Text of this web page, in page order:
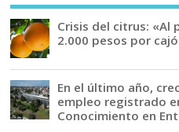
Crisis del citrus: «Al
2.000 pesos por
En el último año,
empleo registrado
Conocimiento en